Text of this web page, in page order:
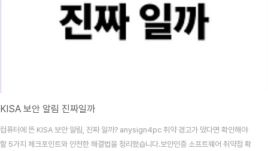
KISA 보안 알림 진짜일까
컴퓨터에 뜬 KISA 보안 알림, 진짜 일까? anysign4pc 취약 경고가 떴다면 확인해야
할 5가지 체크포인트와 안전한 해결법을 정리했습니다.보안인증 소프트웨어 취약점 확